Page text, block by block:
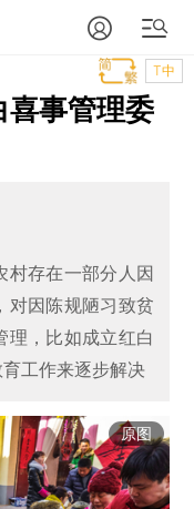
T中
喜事管理委
村存在一部分人因
对因陈规陋习致贫
理，比如成立红白
工作来逐步解决
原图